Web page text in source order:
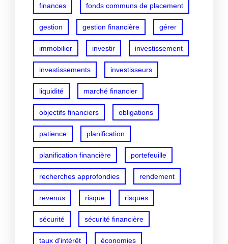
finances fonds communs de placement
gestion gestion financière gérer
immobilier investir investissement
investissements investisseurs
liquidité marché financier
objectifs financiers obligations
patience planification
planification financière portefeuille
recherches approfondies rendement
revenus risque risques
sécurité sécurité financière
taux d'intérêt économies